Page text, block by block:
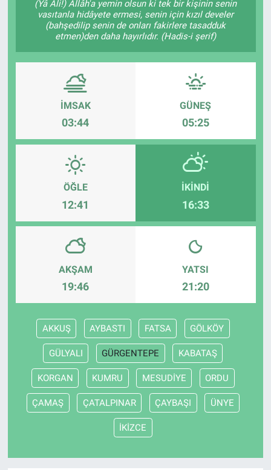
(Yâ Ali!) Allâh'a yemin olsun ki tek bir kişinin senin
vasıtanla hidâyete ermesi, senin için kızıl develer
(bahşedilip senin de onları fakirlere tasadduk
etmen)den daha hayırlıdır. (Hadis-i şerif)
İMSAK
03:44
GÜNEŞ
05:25
ÖĞLE
12:41
İKINDI
16:33
AKŞAM
19:46
YATSI
21:20
AKKUŞ AYBASTI FATSA GÖLKÖY
GÜLYALI GÜRGENTEPE KABATAŞ
KORGAN KUMRU MESUDİYE ORDU
ÇAMAŞ ÇATALPINAR ÇAYBAŞI ÜNYE
İKİZCE